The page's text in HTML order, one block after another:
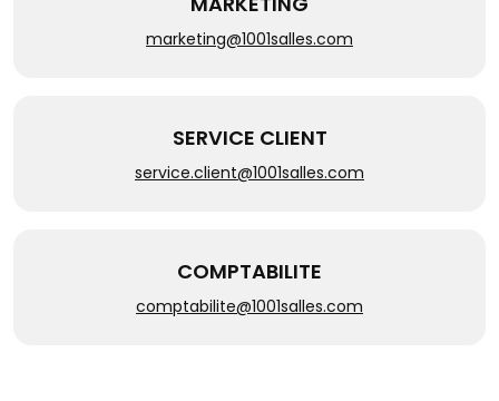
marketing@1001salles.com
SERVICE CLIENT
service.client@1001salles.com
COMPTABILITE
comptabilite@1001salles.com